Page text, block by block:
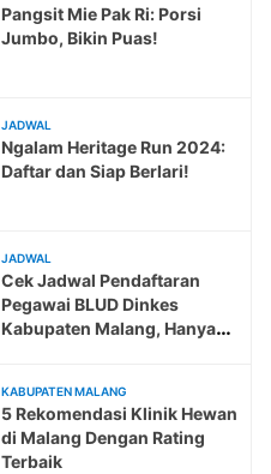
Pangsit Mie Pak Ri: Porsi
Jumbo, Bikin Puas!
JADWAL
Ngalam Heritage Run 2024:
Daftar dan Siap Berlari!
JADWAL
Cek Jadwal Pendaftaran
Pegawai BLUD Dinkes
Kabupaten Malang, Hanya
KABUPATEN MALANG
5 Rekomendasi Klinik Hewan
di Malang Dengan Rating
Terbaik